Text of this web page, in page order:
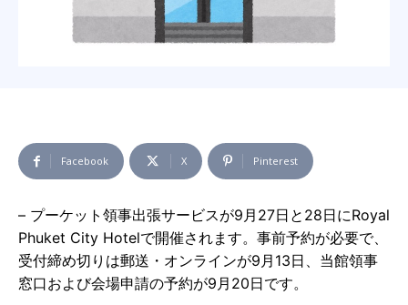
Facebook X Pinterest
– プーケット領事出張サービスが9月27日と28日にRoyal
Phuket City Hotelで開催されます。事前予約が必要で、
受付締め切りは郵送・オンラインが9月13日、当館領事
窓口および会場申請の予約が9月20日です。